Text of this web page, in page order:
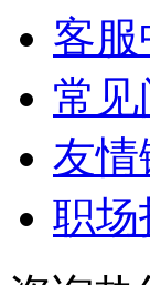
客
常见
友情
职场